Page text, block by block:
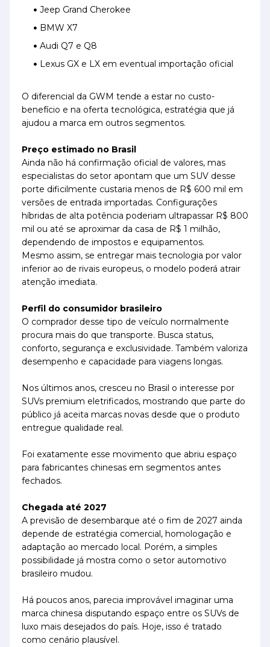
Jeep Grand Cherokee
BMW X7
Audi Q7 e Q8
Lexus GX e LX em eventual importação oficial
O diferencial da GWM tende a estar no custo-
benefício e na oferta tecnológica, estratégia que já
ajudou a marca em outros segmentos.
Preço estimado no Brasil
Ainda não há confirmação oficial de valores, mas
especialistas do setor apontam que um SUV desse
porte dificilmente custaria menos de R$ 600 mil em
versões de entrada importadas. Configurações
híbridas de alta potência poderiam ultrapassar R$ 800
mil ou até se aproximar da casa de R$ 1 milhão,
dependendo de impostos e equipamentos.
Mesmo assim, se entregar mais tecnologia por valor
inferior ao de rivais europeus, o modelo poderá atrair
atenção imediata.
Perfil do consumidor brasileiro
O comprador desse tipo de veículo normalmente
procura mais do que transporte. Busca status,
conforto, segurança e exclusividade. Também valoriza
desempenho e capacidade para viagens longas.
Nos últimos anos, cresceu no Brasil o interesse por
SUVs premium eletrificados, mostrando que parte do
público já aceita marcas novas desde que o produto
entregue qualidade real.
Foi exatamente esse movimento que abriu espaço
para fabricantes chinesas em segmentos antes
fechados.
Chegada até 2027
A previsão de desembarque até o fim de 2027 ainda
depende de estratégia comercial, homologação e
adaptação ao mercado local. Porém, a simples
possibilidade já mostra como o setor automotivo
brasileiro mudou.
Há poucos anos, parecia improvável imaginar uma
marca chinesa disputando espaço entre os SUVs de
luxo mais desejados do país. Hoje, isso é tratado
como cenário plausível.